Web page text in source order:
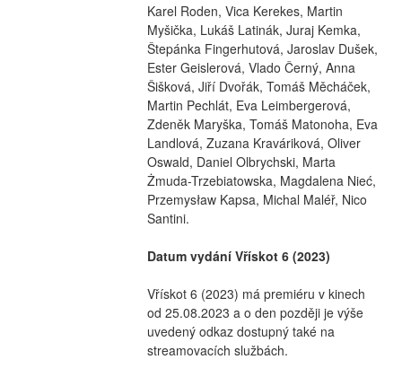
Karel Roden, Vica Kerekes, Martin
Myšička, Lukáš Latinák, Juraj Kemka,
Štepánka Fingerhutová, Jaroslav Dušek,
Ester Geislerová, Vlado Černý, Anna
Šišková, Jiří Dvořák, Tomáš Měcháček,
Martin Pechlát, Eva Leimbergerová,
Zdeněk Maryška, Tomáš Matonoha, Eva
Landlová, Zuzana Kraváriková, Oliver
Oswald, Daniel Olbrychski, Marta
Żmuda-Trzebiatowska, Magdalena Nieć,
Przemysław Kapsa, Michal Maléř, Nico
Santini.
Datum vydání Vřískot 6 (2023)
Vřískot 6 (2023) má premiéru v kinech
od 25.08.2023 a o den později je výše
uvedený odkaz dostupný také na
streamovacích službách.